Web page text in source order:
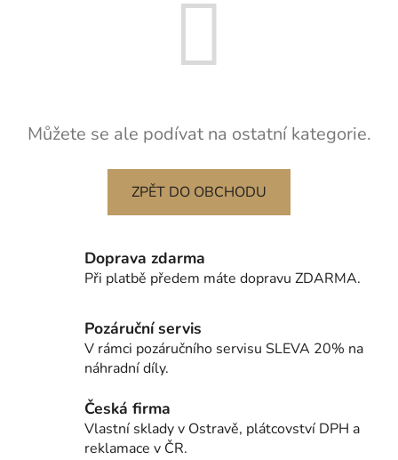
Můžete se ale podívat na ostatní kategorie.
ZPĚT DO OBCHODU
Doprava zdarma
Při platbě předem máte dopravu ZDARMA.
Pozáruční servis
V rámci pozáručního servisu SLEVA 20% na
náhradní díly.
Česká firma
Vlastní sklady v Ostravě, plátcovství DPH a
reklamace v ČR.